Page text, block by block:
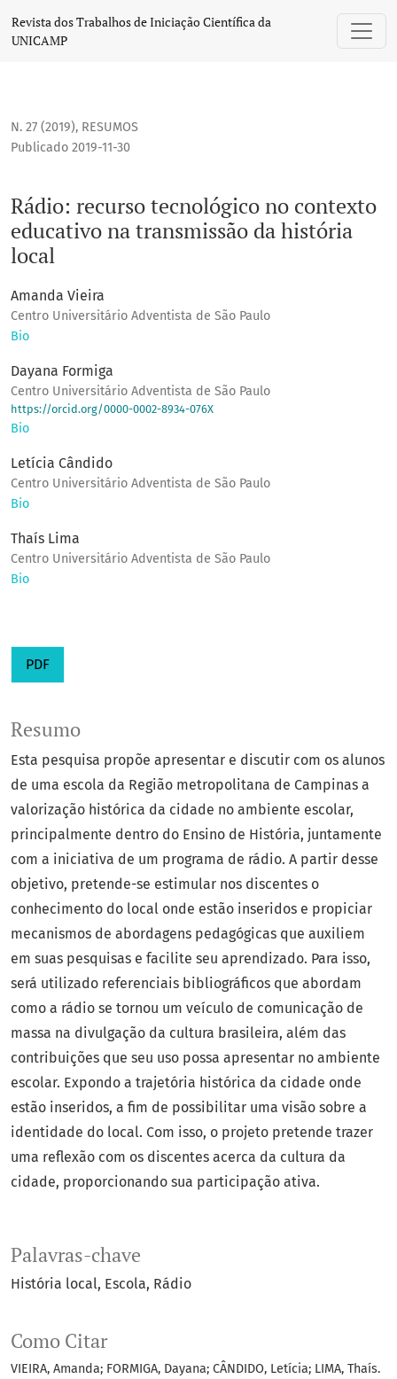
Rádio: recurso tecnológico no contexto educativo na
Revista dos Trabalhos de Iniciação Científica da
UNICAMP
N. 27 (2019), RESUMOS
Rádio: recurso tecnológico no contexto
educativo na transmissão da história
local
Publicado 2019-11-30
Amanda Vieira
Centro Universitário Adventista de São Paulo
Bio
Dayana Formiga
Centro Universitário Adventista de São Paulo
https://orcid.org/0000-0002-8934-076X
Bio
Letícia Cândido
Centro Universitário Adventista de São Paulo
Bio
Thaís Lima
Centro Universitário Adventista de São Paulo
Bio
PDF
Palavras-chave
História local Escola Rádio
Como Citar
VIEIRA, Amanda; FORMIGA, Dayana; CÂNDIDO, Letícia; LIMA, Thaís.
Resumo
Esta pesquisa propõe apresentar e discutir com os alunos
de uma escola da Região metropolitana de Campinas a
valorização histórica da cidade no ambiente escolar,
principalmente dentro do Ensino de História, juntamente
com a iniciativa de um programa de rádio. A partir desse
objetivo, pretende-se estimular nos discentes o
conhecimento do local onde estão inseridos e propiciar
mecanismos de abordagens pedagógicas que auxiliem
em suas pesquisas e facilite seu aprendizado. Para isso,
será utilizado referenciais bibliográficos que abordam
como a rádio se tornou um veículo de comunicação de
massa na divulgação da cultura brasileira, além das
contribuições que seu uso possa apresentar no ambiente
escolar. Expondo a trajetória histórica da cidade onde
estão inseridos, a fim de possibilitar uma visão sobre a
identidade do local. Com isso, o projeto pretende trazer
uma reflexão com os discentes acerca da cultura da
cidade, proporcionando sua participação ativa.